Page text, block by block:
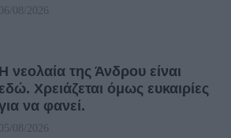
06/08/2026
Η νεολαία της Άνδρου είναι
εδώ. Χρειάζεται όμως ευκαιρίες
να φανεί.
05/08/2026